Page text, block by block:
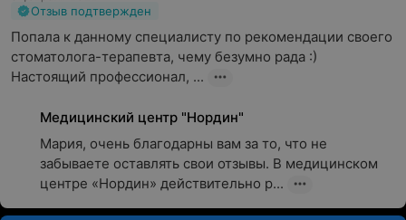
Отзыв подтвержден
Попала к данному специалисту по рекомендации своего
стоматолога-терапевта, чему безумно рада :)
Настоящий профессионал, ...
Медицинский центр "Нордин"
Мария, очень благодарны вам за то, что не
забываете оставлять свои отзывы. В медицинском
центре «Нордин» действительно р...